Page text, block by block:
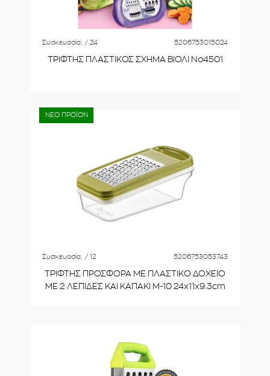
Συσκευασία: / 24 5206753015024
ΤΡΙΦΤΗΣ ΠΛΑΣΤΙΚΟΣ ΣΧΗΜΑ ΒΙΟΛΙ No4501
Συσκευασία: / 12 5206753053743
ΤΡΙΦΤΗΣ ΠΡΟΣΦΟΡΑ ΜΕ ΠΛΑΣΤΙΚΟ ΔΟΧΕΙΟ
ΜΕ 2 ΛΕΠΙΔΕΣ ΚΑΙ ΚΑΠΑΚΙ M-10 24x11x9.3cm
ΝΕΟ ΠΡΟΪΟΝ